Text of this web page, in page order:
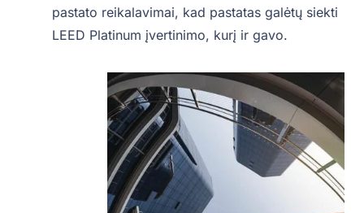
pastato reikalavimai, kad pastatas galėtų siekti
LEED Platinum įvertinimo, kurį ir gavo.